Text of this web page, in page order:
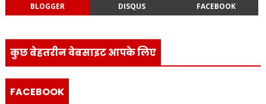
BLOGGER DISQUS FACEBOOK
कुछ बेहतरीन वेबसाइट आपके लिए
FACEBOOK